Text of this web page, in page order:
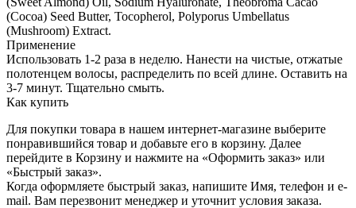
(Cocoa) Seed Butter, Tocopherol, Polyporus Umbellatus
(Mushroom) Extract.
Применение
Использовать 1-2 раза в неделю. Нанести на чистые, отжатые
полотенцем волосы, распределить по всей длине. Оставить на
3-7 минут. Тщательно смыть.
Как купить
Для покупки товара в нашем интернет-магазине выберите
понравившийся товар и добавьте его в корзину. Далее
перейдите в Корзину и нажмите на «Оформить заказ» или
«Быстрый заказ».
Когда оформляете быстрый заказ, напишите Имя, телефон и e-
mail. Вам перезвонит менеджер и уточнит условия заказа.